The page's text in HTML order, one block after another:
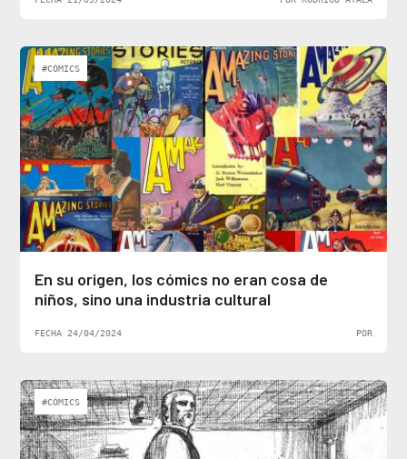
#CÓMICS
En su origen, los cómics no eran cosa de
niños, sino una industria cultural
FECHA 24/04/2024 POR
#CÓMICS